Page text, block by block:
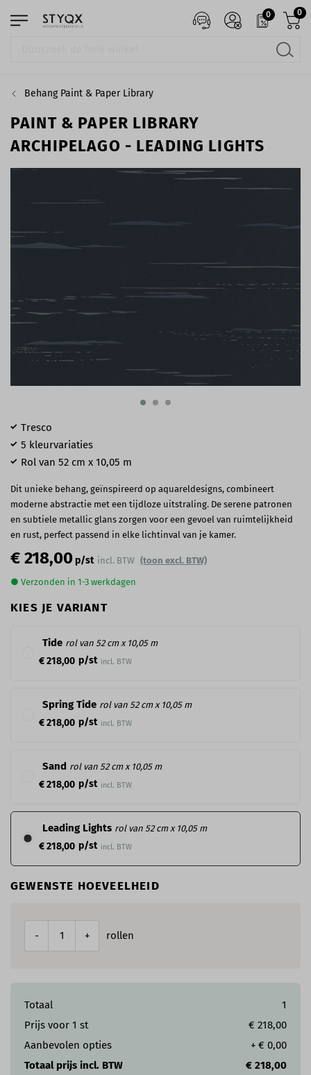
0 0
Behang Paint & Paper Library
PAINT & PAPER LIBRARY
ARCHIPELAGO - LEADING LIGHTS
€ 218,00p/st incl. BTW (toon excl. BTW)
● Verzonden in 1-3 werkdagen
KIES JE VARIANT
Tide rol van 52 cm x 10,05 m
€ 218,00 p/st incl. BTW
Spring Tide rol van 52 cm x 10,05 m
€ 218,00 p/st incl. BTW
Sand rol van 52 cm x 10,05 m
€ 218,00 p/st incl. BTW
Leading Lights rol van 52 cm x 10,05 m
€ 218,00 p/st incl. BTW
GEWENSTE HOEVEELHEID
- + rollen
Totaal
1
Prijs voor 1 st
€ 218,00
Aanbevolen opties
+ € 0,00
Totaal prijs incl. BTW
€ 218,00
Tresco
5 kleurvariaties
Rol van 52 cm x 10,05 m
Dit unieke behang, geïnspireerd op aquareldesigns, combineert
moderne abstractie met een tijdloze uitstraling. De serene patronen
en subtiele metallic glans zorgen voor een gevoel van ruimtelijkheid
en rust, perfect passend in elke lichtinval van je kamer.